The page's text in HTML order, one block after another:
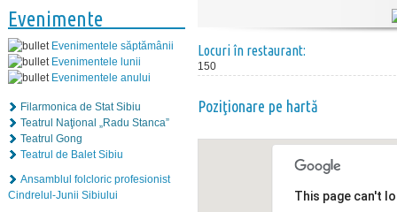
Evenimente
Evenimentele săptămânii
Evenimentele lunii
Evenimentele anului
Filarmonica de Stat Sibiu
Teatrul Naţional „Radu Stanca”
Teatrul Gong
Teatrul de Balet Sibiu
Ansamblul folcloric profesionist
Cindrelul-Junii Sibiului
Locuri în restaurant:
150
Poziţionare pe hartă
This page can't